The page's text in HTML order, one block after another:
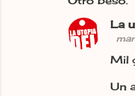
La
Mil
Un